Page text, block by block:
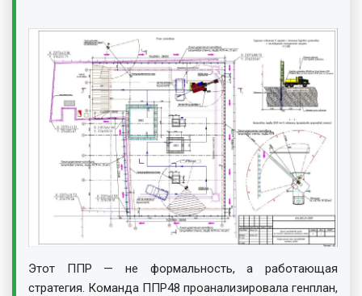
Этот ППР — не формальность, а работающая
стратегия. Команда ППР48 проанализировала генплан,